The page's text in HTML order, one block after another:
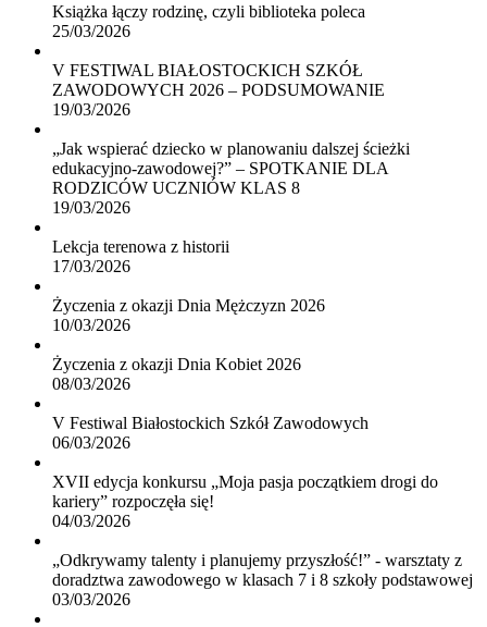
Książka łączy rodzinę, czyli biblioteka poleca
25/03/2026
V FESTIWAL BIAŁOSTOCKICH SZKÓŁ
ZAWODOWYCH 2026 – PODSUMOWANIE
19/03/2026
„Jak wspierać dziecko w planowaniu dalszej ścieżki
edukacyjno-zawodowej?” – SPOTKANIE DLA
RODZICÓW UCZNIÓW KLAS 8
19/03/2026
Lekcja terenowa z historii
17/03/2026
Życzenia z okazji Dnia Mężczyzn 2026
10/03/2026
Życzenia z okazji Dnia Kobiet 2026
08/03/2026
V Festiwal Białostockich Szkół Zawodowych
06/03/2026
XVII edycja konkursu „Moja pasja początkiem drogi do
kariery” rozpoczęła się!
04/03/2026
„Odkrywamy talenty i planujemy przyszłość!” - warsztaty z
doradztwa zawodowego w klasach 7 i 8 szkoły podstawowej
03/03/2026